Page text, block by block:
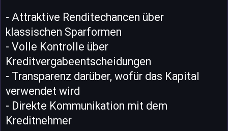
- Attraktive Renditechancen über
klassischen Sparformen
- Volle Kontrolle über
Kreditvergabeentscheidungen
- Transparenz darüber, wofür das Kapital
verwendet wird
- Direkte Kommunikation mit dem
Kreditnehmer